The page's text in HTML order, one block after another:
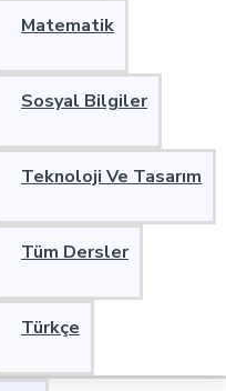
Matematik
Sosyal Bilgiler
Teknoloji Ve Tasarım
Tüm Dersler
Türkçe